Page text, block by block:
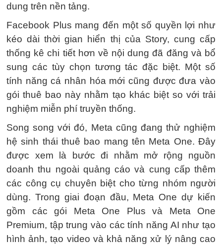
dung trên nền tảng.
Facebook Plus mang đến một số quyền lợi như
kéo dài thời gian hiển thị của Story, cung cấp
thống kê chi tiết hơn về nội dung đã đăng và bổ
sung các tùy chọn tương tác đặc biệt. Một số
tính năng cá nhân hóa mới cũng được đưa vào
gói thuê bao này nhằm tạo khác biệt so với trải
nghiệm miễn phí truyền thống.
Song song với đó, Meta cũng đang thử nghiệm
hệ sinh thái thuê bao mang tên Meta One. Đây
được xem là bước đi nhằm mở rộng nguồn
doanh thu ngoài quảng cáo và cung cấp thêm
các công cụ chuyên biệt cho từng nhóm người
dùng. Trong giai đoạn đầu, Meta One dự kiến
gồm các gói Meta One Plus và Meta One
Premium, tập trung vào các tính năng AI như tạo
hình ảnh, tạo video và khả năng xử lý nâng cao